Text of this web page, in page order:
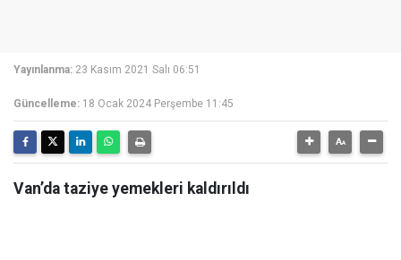
Yayınlanma: 23 Kasım 2021 Salı 06:51
Güncelleme: 18 Ocak 2024 Perşembe 11:45
Van’da taziye yemekleri kaldırıldı